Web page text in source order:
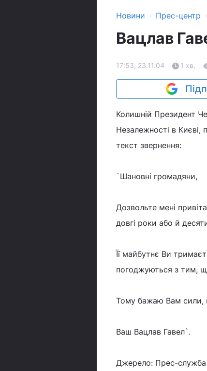
Новини › Прес-центр ›
Вацлав
17:53, 23.11.04 1 хв.
Колишній Президент
Незалежності в
текст звернення:
`Шановні громадяни,
Дозвольте мені
довгі роки або й
Її майбутнє Ви
погоджуються з тим,
Тому бажаю Вам сили,
Ваш Вацлав Гавел`.
Джерело: Прес-служба